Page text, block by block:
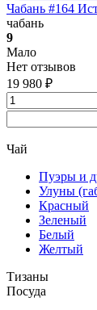
Чабань #164
чабань
9
Мало
Нет отзывов
19 980 ₽
Чай
Пуэры и
Улуны
Красный
Зеленый
Белый
Желтый
Тизаны
Посуда